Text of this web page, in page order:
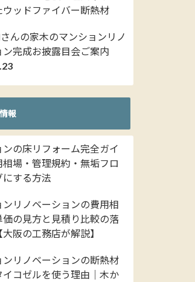
ウッドファイバー断熱材
んの家木のマンションリノ
ン完成お披露目会ご案内
報
ンの床リフォーム完全ガイ
相場・管理規約・無垢フロ
にする方法
ンリノベーションの費用相
価の見方と見積り比較の落
大阪の工務店が解説】
ンリノベーションの断熱材
イコゼルを使う理由｜木か